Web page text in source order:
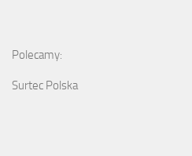
Polecamy:
Surtec Polska